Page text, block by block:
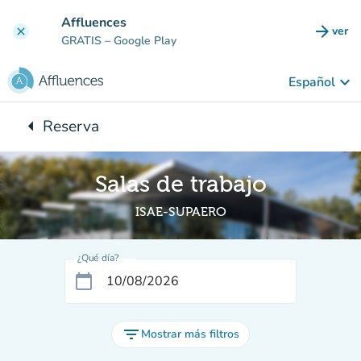
clear Affluences
GRATIS – Google Play arrow_forward ver
Español keyboard_arrow_down
arrow_leftVuelta:
Reserva
Salas de trabajo
ISAE-SUPAERO
¿Qué día?
calendar_today
filter_list Mostrar más filtros